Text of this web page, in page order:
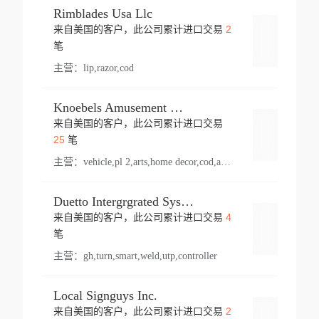
Rimblades Usa Llc
来自美国的客户，此公司累计进口交易 2
笔
主营： lip,razor,cod
Knoebels Amusement Resort
来自美国的客户，此公司累计进口交易
25笔
主营： vehicle,pl 2,arts,home decor,cod,amusement ride,sea
Duetto Intergrgrated Systems Inc.
来自美国的客户，此公司累计进口交易 4
笔
主营： gh,turn,smart,weld,utp,controller
Local Signguys Inc.
来自美国的客户，此公司累计进口交易 2